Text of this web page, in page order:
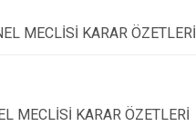
MECLİSİ KARAR ÖZETLERİ
MECLİSİ KARAR ÖZETLERİ